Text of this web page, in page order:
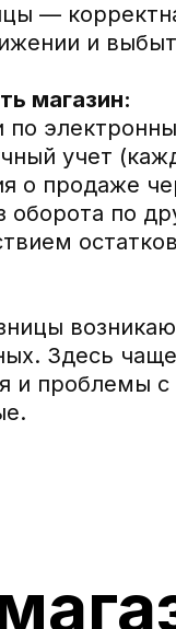
—
и
магазин:
по
учет
о продаже
по
Здесь
и проблемы